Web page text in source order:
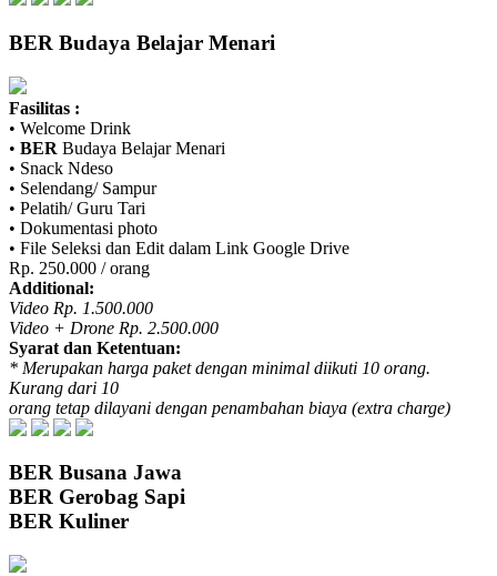
BER Budaya Belajar Menari
Fasilitas :
• Welcome Drink
• BER Budaya Belajar Menari
• Snack Ndeso
• Selendang/ Sampur
• Pelatih/ Guru Tari
• Dokumentasi photo
• File Seleksi dan Edit dalam Link Google Drive
Rp. 250.000 / orang
Additional:
Video Rp. 1.500.000
Video + Drone Rp. 2.500.000
Syarat dan Ketentuan:
* Merupakan harga paket dengan minimal diikuti 10 orang.
Kurang dari 10
orang tetap dilayani dengan penambahan biaya (extra charge)
BER Busana Jawa
BER Gerobag Sapi
BER Kuliner